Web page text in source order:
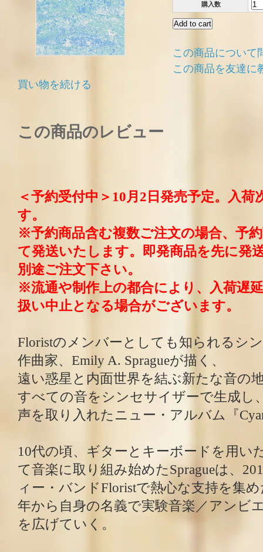
購入数
この商品について
この商品を友達に
買い物を続ける
この商品のレビュー
＜予約受付中＞10月2日発売予定。入
す。
※予約商品含む複数ご注文の場合、予
て発送いたします。即発商品を先に発
別途ご注文下さい。
※流通や制作上の都合により、入荷遅
扱い中止となる場合がございます。
Floristのメンバーとしても知られるシ
作曲家、Emily A. Spragueが描く、
遠い惑星と内面世界を結ぶ新たな音の
すべての音をシンセサイザーで生成し
声を取り入れたニュー・アルバム『
10代の頃、ギターとキーボードを用い
て音楽に取り組み始めたSpragueは、
ィー・バンドFloristで熱心な支持を集
年から自身の名義で実験音楽／アンビ
を広げていく。